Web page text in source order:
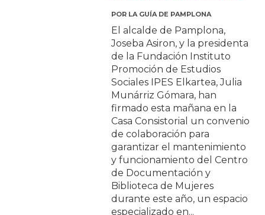
POR LA GUÍA DE PAMPLONA
El alcalde de Pamplona,
Joseba Asiron, y la presidenta
de la Fundación Instituto
Promoción de Estudios
Sociales IPES Elkartea, Julia
Munárriz Gómara, han
firmado esta mañana en la
Casa Consistorial un convenio
de colaboración para
garantizar el mantenimiento
y funcionamiento del Centro
de Documentación y
Biblioteca de Mujeres
durante este año, un espacio
especializado en...